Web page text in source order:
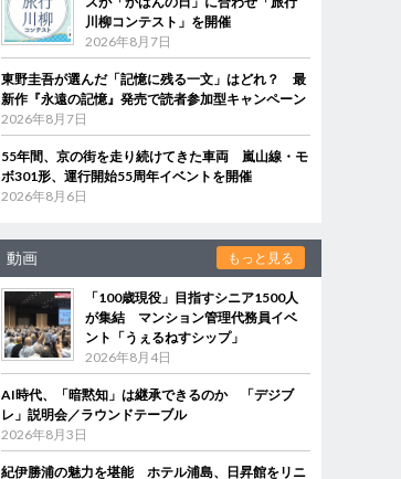
川柳コンテスト」を開催
2026年8月7日
東野圭吾が選んだ「記憶に残る一文」はどれ？ 最
新作『永遠の記憶』発売で読者参加型キャンペーン
2026年8月7日
55年間、京の街を走り続けてきた車両 嵐山線・モ
ボ301形、運行開始55周年イベントを開催
2026年8月6日
動画 もっと見る
「100歳現役」目指すシニア1500人
が集結 マンション管理代務員イベ
ント「うぇるねすシップ」
2026年8月4日
AI時代、「暗黙知」は継承できるのか 「デジブ
レ」説明会／ラウンドテーブル
2026年8月3日
紀伊勝浦の魅力を堪能 ホテル浦島、日昇館をリニ